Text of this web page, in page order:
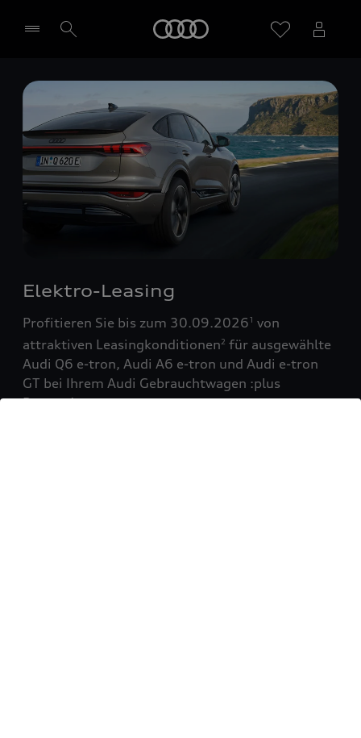
Händler wählen
Elektro-Leasing
Profitieren Sie bis zum 30.09.20261 von
attraktiven Leasingkonditionen2 für ausgewählte
Audi Q6 e-tron, Audi A6 e-tron und Audi e-tron
GT bei Ihrem Audi Gebrauchtwagen :plus
Partner!